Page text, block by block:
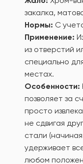
закалка,
Нормы: С
Применение:
из отверстий
специально
местах.
Особенности:
позволяет за
просто
не сдвигая
стали
удерживает
любом